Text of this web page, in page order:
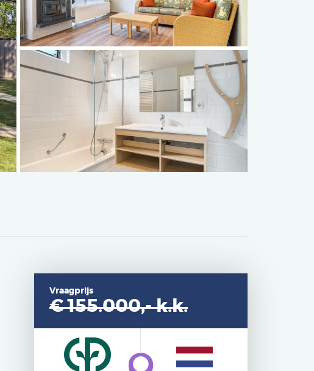
Afbeelding
Vraagprijs
€ 155.000,-k.k.